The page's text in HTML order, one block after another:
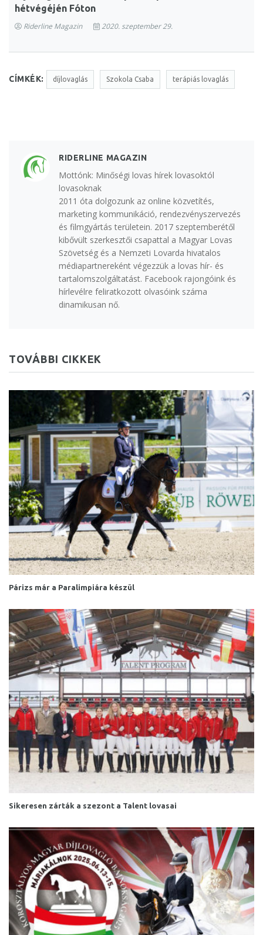
hétvégéjén Fóton
Riderline Magazin 2020. szeptember 29.
CÍMKÉK: díjlovaglás Szokola Csaba terápiás lovaglás
RIDERLINE MAGAZIN
Mottónk: Minőségi lovas hírek lovasoktól
lovasoknak
2011 óta dolgozunk az online közvetítés,
marketing kommunikáció, rendezvényszervezés
és filmgyártás területein. 2017 szeptemberétől
kibővült szerkesztői csapattal a Magyar Lovas
Szövetség és a Nemzeti Lovarda hivatalos
médiapartnereként végezzük a lovas hír- és
tartalomszolgáltatást. Facebook rajongóink és
hírlevélre feliratkozott olvasóink száma
dinamikusan nő.
TOVÁBBI CIKKEK
Párizs már a Paralimpiára készül
Sikeresen zárták a szezont a Talent lovasai